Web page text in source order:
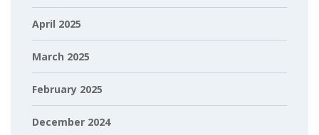
April 2025
March 2025
February 2025
December 2024